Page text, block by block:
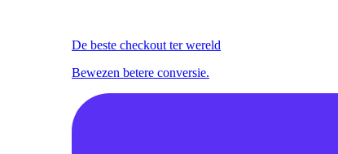
De beste checkout ter wereld
Bewezen betere conversie.